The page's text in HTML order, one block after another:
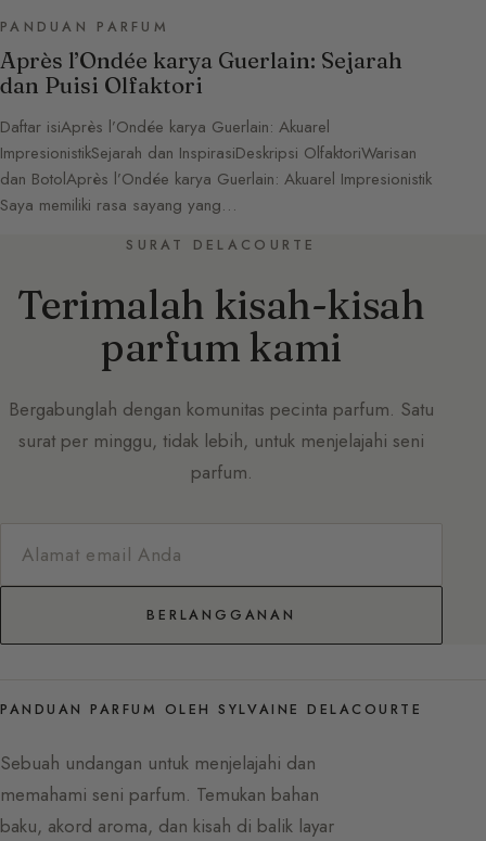
PANDUAN PARFUM
Après l’Ondée karya Guerlain: Sejarah
dan Puisi Olfaktori
Daftar isiAprès l’Ondée karya Guerlain: Akuarel
ImpresionistikSejarah dan InspirasiDeskripsi OlfaktoriWarisan
dan BotolAprès l’Ondée karya Guerlain: Akuarel Impresionistik
Saya memiliki rasa sayang yang…
SURAT DELACOURTE
Terimalah kisah-kisah
parfum kami
Bergabunglah dengan komunitas pecinta parfum. Satu
surat per minggu, tidak lebih, untuk menjelajahi seni
parfum.
BERLANGGANAN
PANDUAN PARFUM OLEH SYLVAINE DELACOURTE
Sebuah undangan untuk menjelajahi dan
memahami seni parfum. Temukan bahan
baku, akord aroma, dan kisah di balik layar